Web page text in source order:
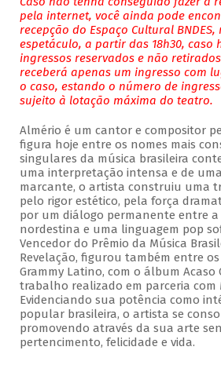
pela internet, você ainda pode
recepção do Espaço Cultural
espetáculo, a partir das 18h30, caso
ingressos reservados e não
receberá apenas um ingresso com
o caso, estando o número de
sujeito à lotação máxima do teatro.
Almério é um cantor e compositor
figura hoje entre os nomes mais
singulares da música brasileira
uma interpretação intensa e de
marcante, o artista construiu uma
pelo rigor estético, pela força
por um diálogo permanente entre
nordestina e uma linguagem pop
Vencedor do Prêmio da Música
Revelação, figurou também entre
Grammy Latino, com o álbum Acaso
trabalho realizado em parceria com
Evidenciando sua potência como
popular brasileira, o artista se
promovendo através da sua arte
pertencimento, felicidade e vida.